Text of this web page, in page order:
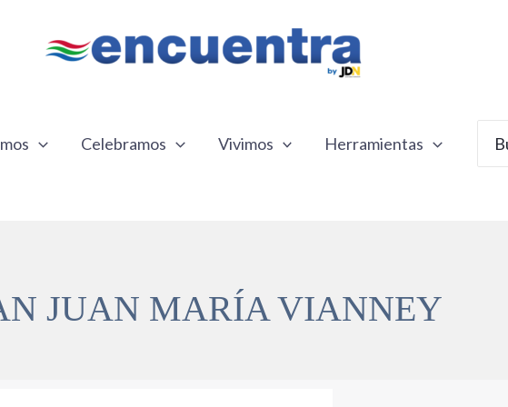
Celebramos Vivimos Herramientas
por:
JUAN MARÍA VIANNEY